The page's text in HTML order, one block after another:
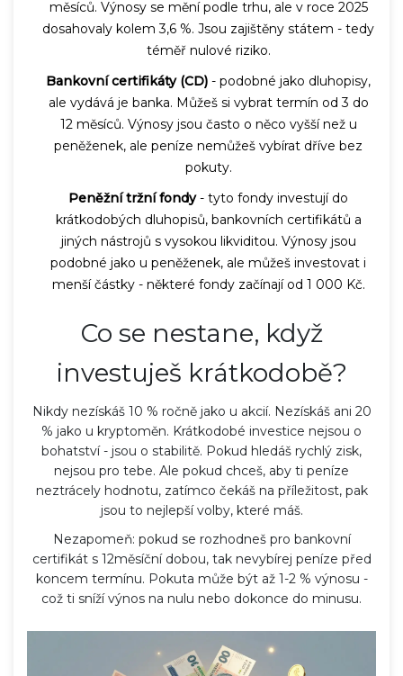
měsíců. Výnosy se mění podle trhu, ale v roce 2025
dosahovaly kolem 3,6 %. Jsou zajištěny státem - tedy
téměř nulové riziko.
Bankovní certifikáty (CD) - podobné jako dluhopisy,
ale vydává je banka. Můžeš si vybrat termín od 3 do
12 měsíců. Výnosy jsou často o něco vyšší než u
peněženek, ale peníze nemůžeš vybírat dříve bez
pokuty.
Peněžní tržní fondy- tyto fondy investují do
krátkodobých dluhopisů, bankovních certifikátů a
jiných nástrojů s vysokou likviditou. Výnosy jsou
podobné jako u peněženek, ale můžeš investovat i
menší částky - některé fondy začínají od 1 000 Kč.
Co se nestane, když
investuješ krátkodobě?
Nikdy nezískáš 10 % ročně jako u akcií. Nezískáš ani 20
% jako u kryptoměn. Krátkodobé investice nejsou o
bohatství - jsou o stabilitě. Pokud hledáš rychlý zisk,
nejsou pro tebe. Ale pokud chceš, aby ti peníze
neztrácely hodnotu, zatímco čekáš na příležitost, pak
jsou to nejlepší volby, které máš.
Nezapomeň: pokud se rozhodneš pro bankovní
certifikát s 12měsíční dobou, tak nevybírej peníze před
koncem termínu. Pokuta může být až 1-2 % výnosu -
což ti sníží výnos na nulu nebo dokonce do minusu.